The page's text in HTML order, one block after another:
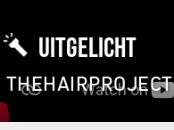
UITGELICHT
THEHAIRPROJECT